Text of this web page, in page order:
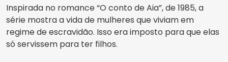
Inspirada no romance “O conto de Aia”, de 1985, a
série mostra a vida de mulheres que viviam em
regime de escravidão. Isso era imposto para que elas
só servissem para ter filhos.